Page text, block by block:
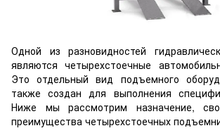
Одной из разновидностей
являются четырехстоечные
Это отдельный вид подъемного
также создан для выполнения
Ниже мы рассмотрим назначение,
преимущества четырехстоечных